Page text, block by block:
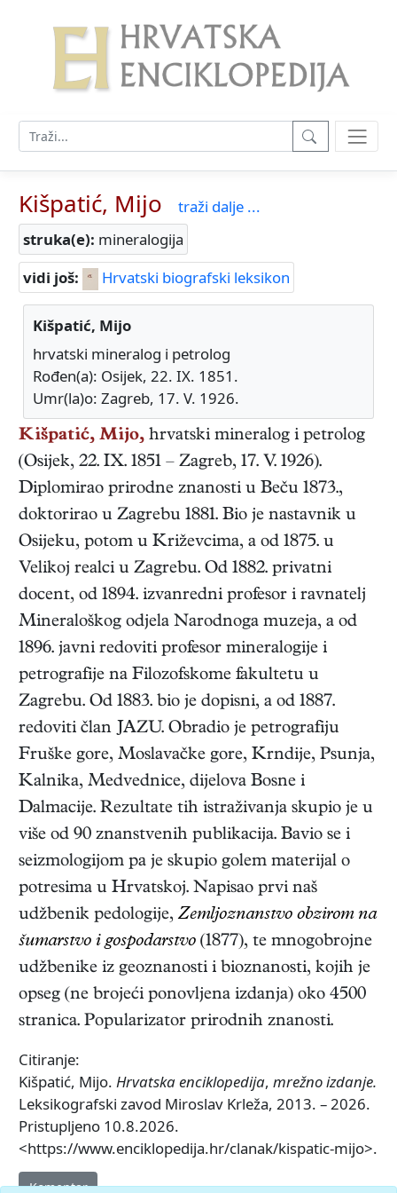
Kišpatić, Mijo
traži dalje ...
struka(e): mineralogija
vidi još:
Hrvatski biografski leksikon
Kišpatić, Mijo
hrvatski mineralog i petrolog
Rođen(a): Osijek, 22. IX. 1851.
Umr(la)o: Zagreb, 17. V. 1926.
Kišpatić, Mijo, hrvatski mineralog i petrolog
(Osijek, 22. IX. 1851 – Zagreb, 17. V. 1926).
Diplomirao prirodne znanosti u Beču 1873.,
doktorirao u Zagrebu 1881. Bio je nastavnik u
Osijeku, potom u Križevcima, a od 1875. u
Velikoj realci u Zagrebu. Od 1882. privatni
docent, od 1894. izvanredni profesor i ravnatelj
Mineraloškog odjela Narodnoga muzeja, a od
1896. javni redoviti profesor mineralogije i
petrografije na Filozofskome fakultetu u
Zagrebu. Od 1883. bio je dopisni, a od 1887.
redoviti član JAZU. Obradio je petrografiju
Fruške gore, Moslavačke gore, Krndije, Psunja,
Kalnika, Medvednice, dijelova Bosne i
Dalmacije. Rezultate tih istraživanja skupio je u
više od 90 znanstvenih publikacija. Bavio se i
seizmologijom pa je skupio golem materijal o
potresima u Hrvatskoj. Napisao prvi naš
udžbenik pedologije,Zemljoznanstvo obzirom na
šumarstvo i gospodarstvo (1877), te mnogobrojne
udžbenike iz geoznanosti i bioznanosti, kojih je
opseg (ne brojeći ponovljena izdanja) oko 4500
stranica. Popularizator prirodnih znanosti.
Citiranje:
Kišpatić, Mijo. Hrvatska enciklopedija, mrežno izdanje.
Leksikografski zavod Miroslav Krleža, 2013. – 2026.
Pristupljeno 10.8.2026.
<https://www.enciklopedija.hr/clanak/kispatic-mijo>.
Komentar